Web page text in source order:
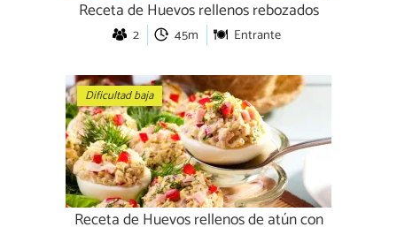
Receta de Huevos rellenos rebozados
2 45m Entrante
Dificultad baja
Receta de Huevos rellenos de atún con